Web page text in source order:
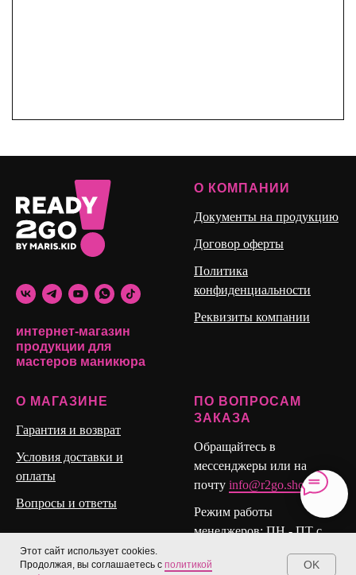
Этот сайт использует cookies.
Продолжая, вы соглашаетесь с политикой
OK
интернет-магазин
продукции для
мастеров маникюра
О КОМПАНИИ
Документы на продукцию
Договор оферты
Политика
конфиденциальности
Реквизиты компании
О МАГАЗИНЕ
Гарантия и возврат
Условия доставки и
оплаты
Вопросы и ответы
ПО ВОПРОСАМ
ЗАКАЗА
Обращайтесь в
мессенджеры или на
почту info@r2go.shop
Режим работы
менеджеров: ПН - ПТ с
СБ и ВС: Выходные.